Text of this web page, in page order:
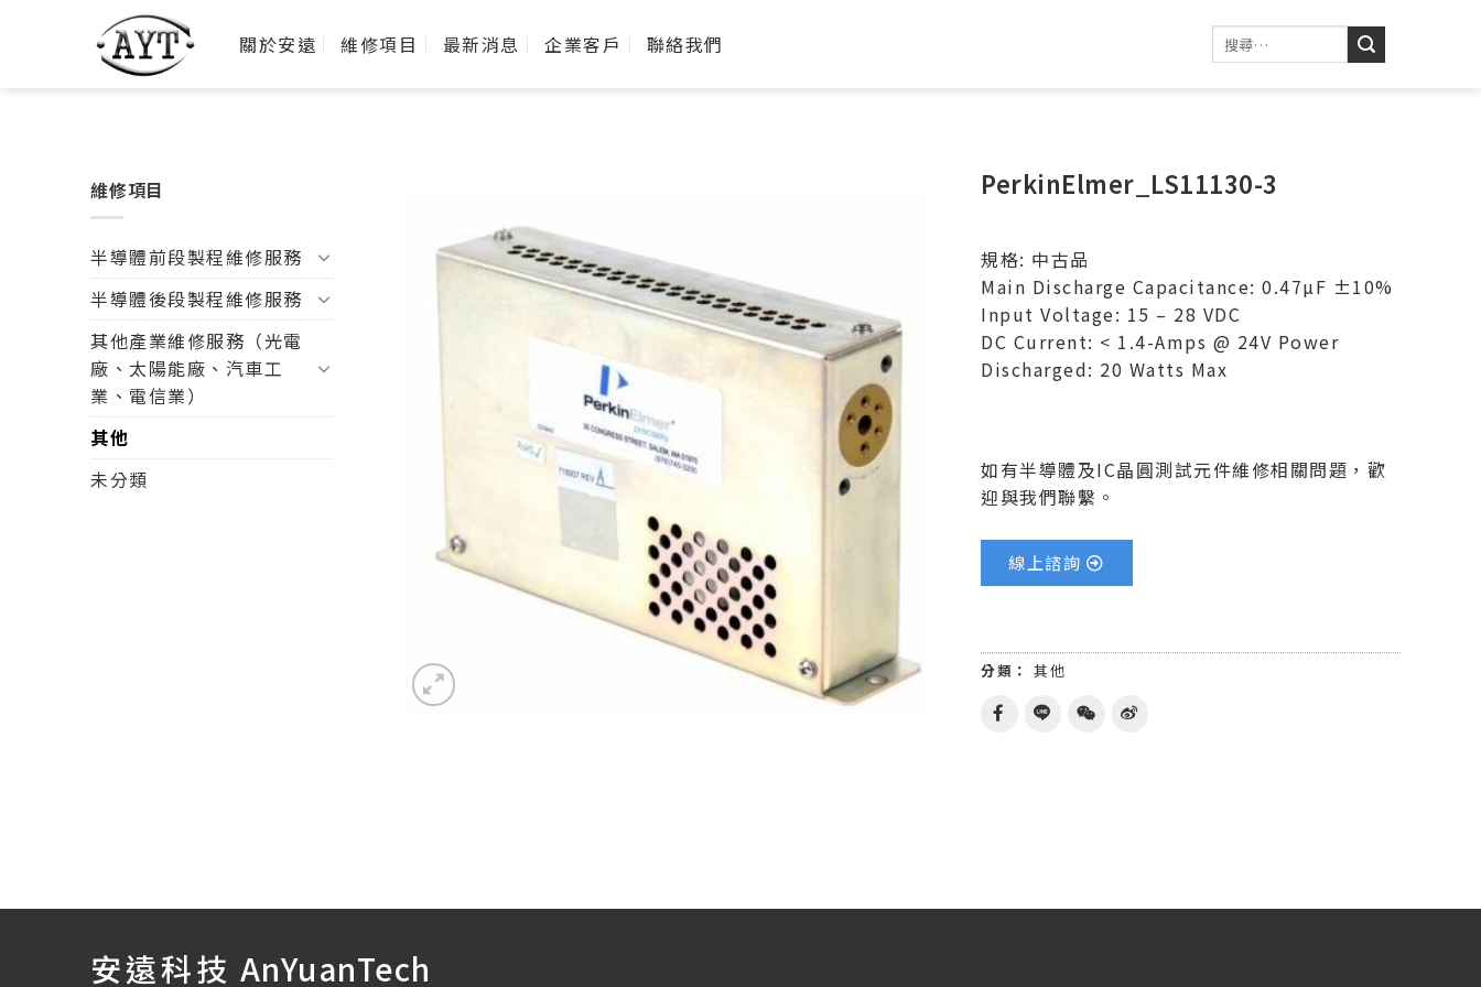
關於安遠 維修項目 最新消息 企業客戶 聯絡我們
維修項目
半導體前段製程維修服務
半導體後段製程維修服務
其他產業維修服務（光電
廠、太陽能廠、汽車工
業、電信業）
其他
未分類
PerkinElmer_LS11130-3
規格: 中古品
Main Discharge Capacitance: 0.47µF ±10%
Input Voltage: 15 – 28 VDC
DC Current: < 1.4-Amps @ 24V Power
Discharged: 20 Watts Max
如有半導體及IC晶圓測試元件維修相關問題，歡
迎與我們聯繫。
線上諮詢
分類： 其他
安遠科技 AnYuanTech